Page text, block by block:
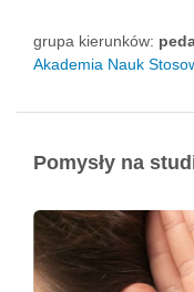
grupa kierunków:
Akademia Nauk
Pomysły na